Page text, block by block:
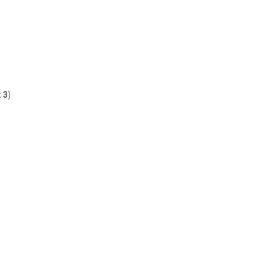
3)